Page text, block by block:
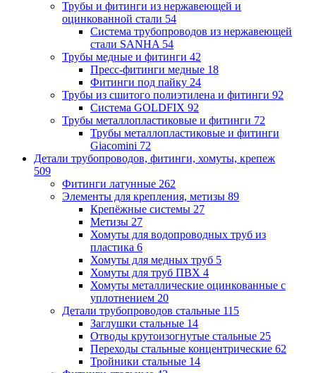
Трубы и фитинги из нержавеющей и
оцинкованной стали 54
Система трубопроводов из нержавеющей
стали SANHA 54
Трубы медные и фитинги 42
Пресс-фитинги медные 18
Фитинги под пайку 24
Трубы из сшитого полиэтилена и фитинги 92
Система GOLDFIX 92
Трубы металлопластиковые и фитинги 72
Трубы металлопластиковые и фитинги
Giacomini 72
Детали трубопроводов, фитинги, хомуты, крепеж
509
Фитинги латунные 262
Элементы для крепления, метизы 89
Крепёжные системы 27
Метизы 27
Хомуты для водопроводных труб из
пластика 6
Хомуты для медных труб 5
Хомуты для труб ПВХ 4
Хомуты металлические оцинкованные с
уплотнением 20
Детали трубопроводов стальные 115
Заглушки стальные 14
Отводы крутоизогнутые стальные 25
Переходы стальные концентрические 62
Тройники стальные 14